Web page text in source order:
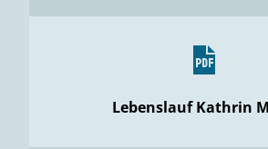
Lebenslauf Kathrin